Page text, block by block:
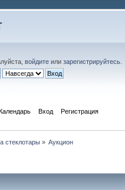
войдите или зарегистрируйтесь
Вход Регистрация
стеклотары» Аукцион